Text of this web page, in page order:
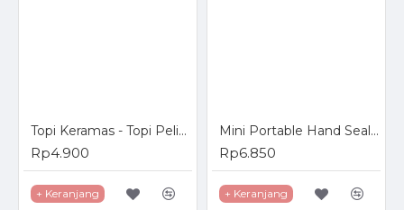
Topi Keramas - Topi Pelindung Mata Anak Saat Keramas dengan kancing
Rp4.900
+ Keranjang
Mini Portable Hand Sealer - Perekat Kemasan Plastik
Rp6.850
+ Keranjang